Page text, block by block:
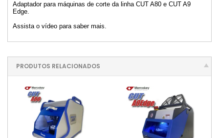
Adaptador para máquinas de corte da linha CUT A80 e CUT A9
Edge.
Assista o vídeo para saber mais.
PRODUTOS RELACIONADOS